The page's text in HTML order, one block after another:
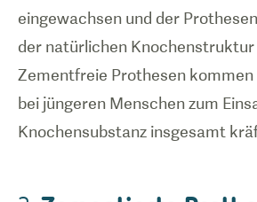
eingewachsen und der
der natürlichen
Zementfreie Prothesen kommen
bei jüngeren Menschen zum
Knochensubstanz insgesamt